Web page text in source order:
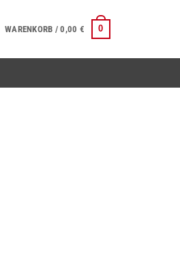
WARENKORB /0,00 € 0